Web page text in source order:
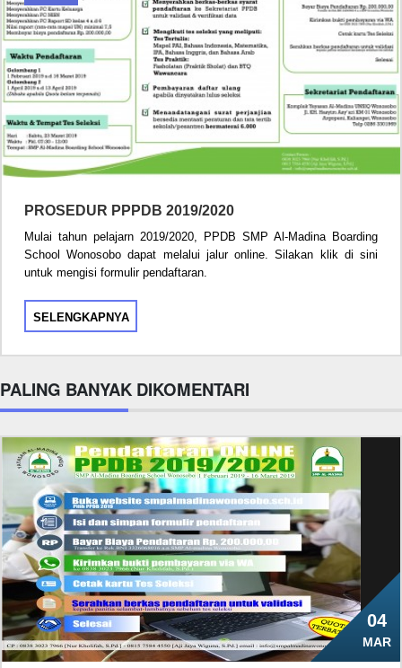
PROSEDUR PPPDB 2019/2020
Mulai tahun pelajarn 2019/2020, PPDB SMP Al-Madina Boarding
School Wonosobo dapat melalui jalur online. Silakan klik di sini
untuk mengisi formulir pendaftaran.
SELENGKAPNYA
PALING BANYAK DIKOMENTARI
04
MAR